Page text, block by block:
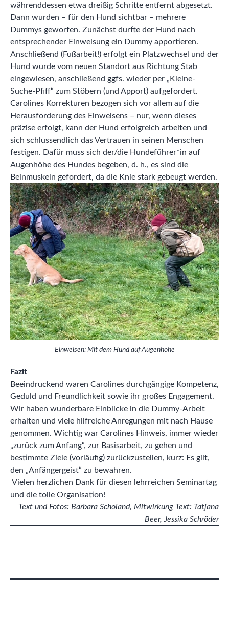
währenddessen etwa dreißig Schritte entfernt abgesetzt.
Dann wurden – für den Hund sichtbar – mehrere
Dummys geworfen. Zunächst durfte der Hund nach
entsprechender Einweisung ein Dummy apportieren.
Anschließend (Fußarbeit!) erfolgt ein Platzwechsel und der
Hund wurde vom neuen Standort aus Richtung Stab
eingewiesen, anschließend ggfs. wieder per „Kleine-
Suche-Pfiff“ zum Stöbern (und Apport) aufgefordert.
Carolines Korrekturen bezogen sich vor allem auf die
Herausforderung des Einweisens – nur, wenn dieses
präzise erfolgt, kann der Hund erfolgreich arbeiten und
sich schlussendlich das Vertrauen in seinen Menschen
festigen. Dafür muss sich der/die Hundeführer*in auf
Augenhöhe des Hundes begeben, d. h., es sind die
Beinmuskeln gefordert, da die Knie stark gebeugt werden.
Einweisen: Mit dem Hund auf Augenhöhe
Fazit
Beeindruckend waren Carolines durchgängige Kompetenz,
Geduld und Freundlichkeit sowie ihr großes Engagement.
Wir haben wunderbare Einblicke in die Dummy-Arbeit
erhalten und viele hilfreiche Anregungen mit nach Hause
genommen. Wichtig war Carolines Hinweis, immer wieder
„zurück zum Anfang“, zur Basisarbeit, zu gehen und
bestimmte Ziele (vorläufig) zurückzustellen, kurz: Es gilt,
den „Anfängergeist“ zu bewahren.
Vielen herzlichen Dank für diesen lehrreichen Seminartag
und die tolle Organisation!
Text und Fotos: Barbara Scholand, Mitwirkung Text: Tatjana
Beer, Jessika Schröder